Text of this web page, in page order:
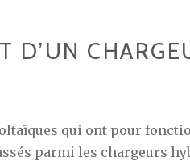
D’UN
qui ont pour
parmi les chargeurs